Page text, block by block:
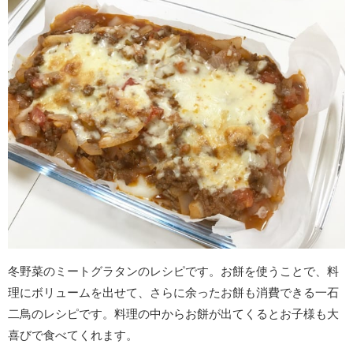
冬野菜のミートグラタンのレシピです。お餅を使うことで、料
理にボリュームを出せて、さらに余ったお餅も消費できる一石
二鳥のレシピです。料理の中からお餅が出てくるとお子様も大
喜びで食べてくれます。